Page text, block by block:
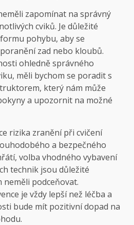
zapomínat na správný
cviků. Je důležité
pohybu, aby se
zad nebo kloubů.
ohledně správného
měli bychom se poradit s
který nám může
a upozornit na možné
rizika zranění při cvičení
a bezpečného
volba vhodného vybavení
technik jsou důležité
podceňovat.
je vždy lepší než léčba a
bude mít pozitivní dopad na